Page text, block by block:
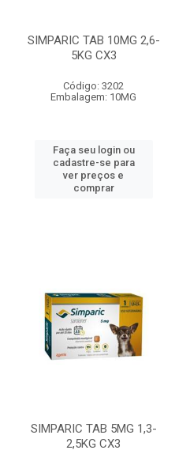
SIMPARIC TAB 10MG 2,6-
5KG CX3
Código: 3202
Embalagem: 10MG
Faça seu login ou
cadastre-se para
ver preços e
comprar
SIMPARIC TAB 5MG 1,3-
2,5KG CX3